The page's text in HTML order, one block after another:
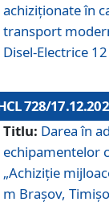
achiziționate în
transport
Disel-Electrice
728/
Titlu: Darea în
echipamentelor
„Achiziție
m Brașov,